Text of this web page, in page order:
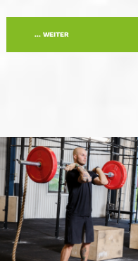
... WEITER